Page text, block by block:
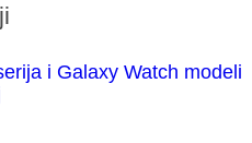
i Galaxy Watch modeli